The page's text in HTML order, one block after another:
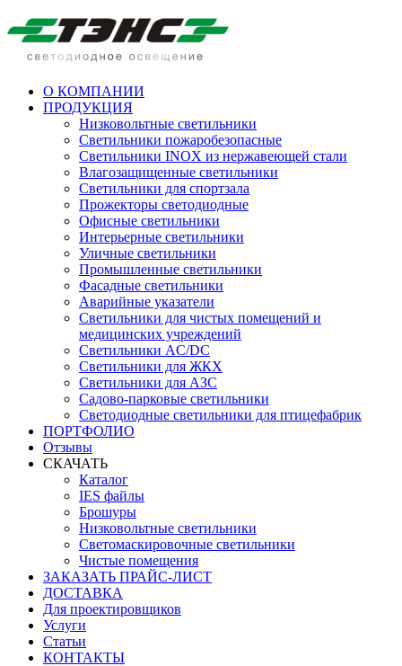
О КОМПАНИИ
ПРОДУКЦИЯ
Низковольтные светильники
Cветильники пожаробезопасные
Светильники INOX из нержавеющей стали
Влагозащищенные светильники
Светильники для спортзала
Прожекторы светодиодные
Офисные светильники
Интерьерные светильники
Уличные светильники
Промышленные светильники
Фасадные светильники
Аварийные указатели
Светильники для чистых помещений и
медицинских учреждений
Светильники AC/DC
Светильники для ЖКХ
Светильники для АЗС
Садово-парковые светильники
Светодиодные светильники для птицефабрик
ПОРТФОЛИО
Отзывы
СКАЧАТЬ
Каталог
IES файлы
Брошуры
Низковольтные светильники
Светомаскировочные светильники
Чистые помещения
ЗАКАЗАТЬ ПРАЙС-ЛИСТ
ДОСТАВКА
Для проектировщиков
Услуги
Статьи
КОНТАКТЫ